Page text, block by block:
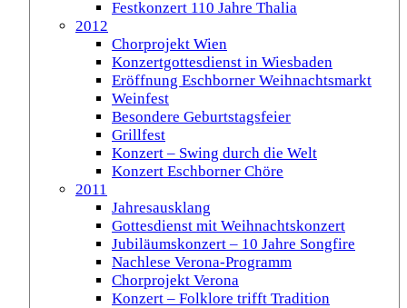
Festkonzert 110 Jahre Thalia
2012
Chorprojekt Wien
Konzertgottesdienst in Wiesbaden
Eröffnung Eschborner Weihnachtsmarkt
Weinfest
Besondere Geburtstagsfeier
Grillfest
Konzert – Swing durch die Welt
Konzert Eschborner Chöre
2011
Jahresausklang
Gottesdienst mit Weihnachtskonzert
Jubiläumskonzert – 10 Jahre Songfire
Nachlese Verona-Programm
Chorprojekt Verona
Konzert – Folklore trifft Tradition